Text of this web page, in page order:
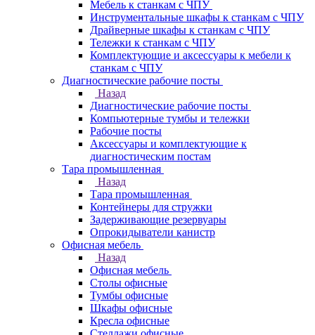
Мебель к станкам с ЧПУ
Инструментальные шкафы к станкам с ЧПУ
Драйверные шкафы к станкам с ЧПУ
Тележки к станкам с ЧПУ
Комплектующие и аксессуары к мебели к
станкам с ЧПУ
Диагностические рабочие посты
Назад
Диагностические рабочие посты
Компьютерные тумбы и тележки
Рабочие посты
Аксессуары и комплектующие к
диагностическим постам
Тара промышленная
Назад
Тара промышленная
Контейнеры для стружки
Задерживающие резервуары
Опрокидыватели канистр
Офисная мебель
Назад
Офисная мебель
Столы офисные
Тумбы офисные
Шкафы офисные
Кресла офисные